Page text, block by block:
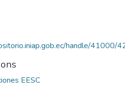
handle/41000/
EESC